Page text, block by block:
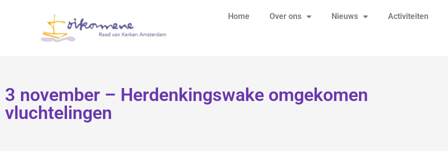
Home Over ons Nieuws Activiteiten
3 november – Herdenkingswake omgekomen
vluchtelingen